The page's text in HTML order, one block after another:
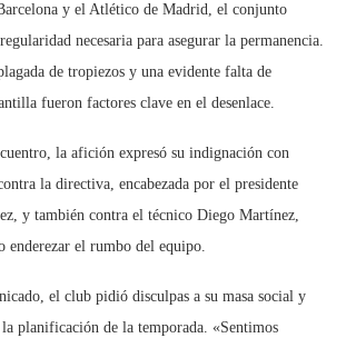
y el Atlético de Madrid, el conjunto
necesaria para asegurar la permanencia.
de tropiezos y una evidente falta de
fueron factores clave en el desenlace.
la afición expresó su indignación con
la directiva, encabezada por el presidente
y también contra el técnico Diego Martínez,
enderezar el rumbo del equipo.
el club pidió disculpas a su masa social y
planificación de la temporada. «Sentimos